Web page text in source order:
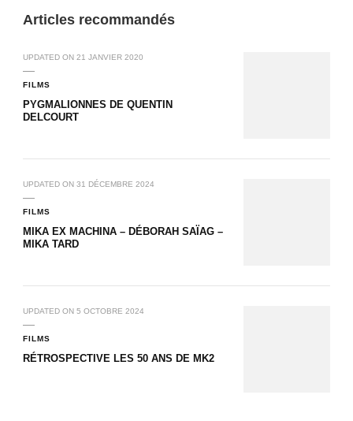
Articles recommandés
UPDATED ON 21 JANVIER 2020
FILMS
PYGMALIONNES DE QUENTIN
DELCOURT
UPDATED ON 31 DÉCEMBRE 2024
FILMS
MIKA EX MACHINA – DÉBORAH SAÏAG –
MIKA TARD
UPDATED ON 5 OCTOBRE 2024
FILMS
RÉTROSPECTIVE LES 50 ANS DE MK2